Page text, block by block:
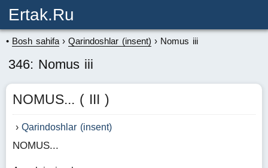
Ertak.ru
Bosh sahifa Qarindoshlar (insent) Nomus iii
346: Nomus iii
NOMUS... ( III )
Qarindoshlar (insent)
NOMUS...